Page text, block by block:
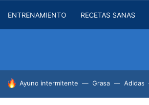
ENTRENAMIENTO RECETAS SANAS
HOY SE HABLA DE
Ayuno intermitente Grasa Adidas